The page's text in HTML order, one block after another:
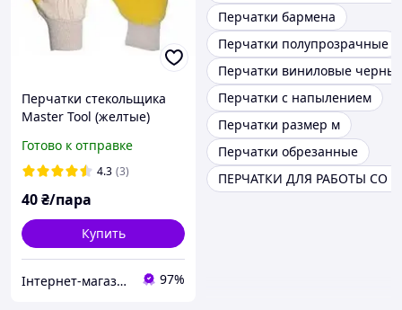
Перчатки стекольщика
Master Tool (желтые)
Готово к отправке
4.3 (3)
40₴/пара
Купить
Інтернет-магазин "Закупка онлайн" 97%
Перчатки бармена
Перчатки полупрозрачные
Перчатки виниловые
Перчатки с напылением
Перчатки размер м
Перчатки обрезанные
ПЕРЧАТКИ ДЛЯ РАБОТЫ СО